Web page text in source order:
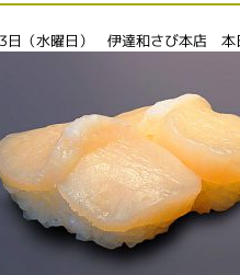
日（水曜日） 伊達和さび本店 本